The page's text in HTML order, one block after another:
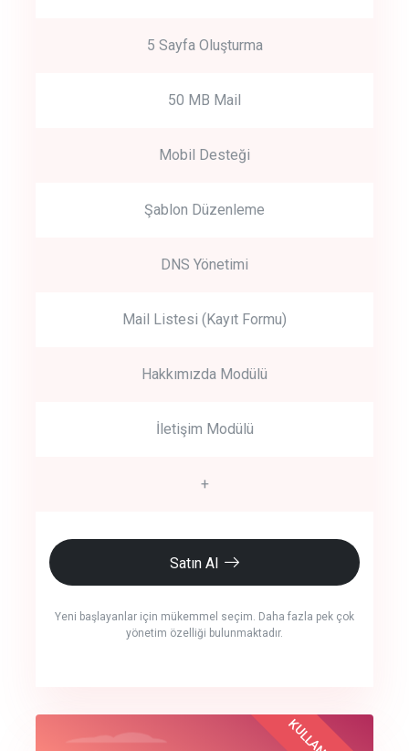
5 Sayfa Oluşturma
50 MB Mail
Mobil Desteği
Şablon Düzenleme
DNS Yönetimi
Mail Listesi (Kayıt Formu)
Hakkımızda Modülü
İletişim Modülü
+
Satın Al
Yeni başlayanlar için mükemmel seçim. Daha fazla pek çok
yönetim özelliği bulunmaktadır.
crm auto cync